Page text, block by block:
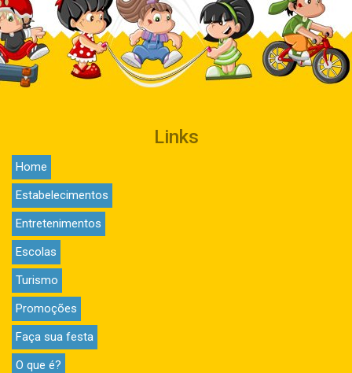
Links
Home
Estabelecimentos
Entretenimentos
Escolas
Turismo
Promoções
Faça sua festa
O que é?